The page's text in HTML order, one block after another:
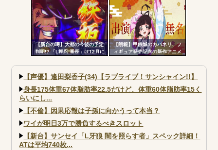
で豊丸はパチンコ事業をやめ
た」
【新台の噂】大都の今後の予定
判明!? 「L押忍!番長」は12月に
【朗報】甲鉄城のカバネリ、フ
ィギュア発売記念の新作アニメ
っっっっっっっっかｗｗｗ
【声優】逢田梨香子(34)【ラブライブ！サンシャイン!!】
身長175体重67体脂肪率22.5だけど、体重60体脂肪率15く
らいにし...
【不倫】因果応報は子孫に向かうって本当？
ワイが明日3万で勝負するべきスロット
【新台】サンセイ「L牙狼 闇を照らす者」スペック詳細！
ATは平均740枚...